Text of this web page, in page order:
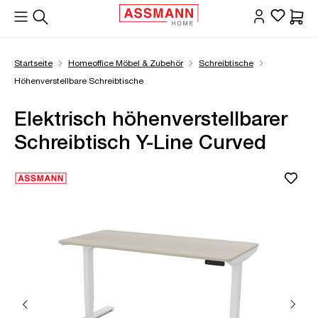
springen
Startseite Homeoffice Möbel & Zubehör
Schreibtische
Höhenverstellbare Schreibtische
Elektrisch höhenverstellbarer
Schreibtisch Y-Line Curved